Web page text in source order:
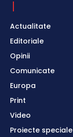
Actualitate
Editoriale
Opinii
Comunicate
Europa
Print
Video
Proiecte speciale